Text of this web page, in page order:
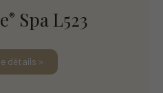
® Spa L523
détails >